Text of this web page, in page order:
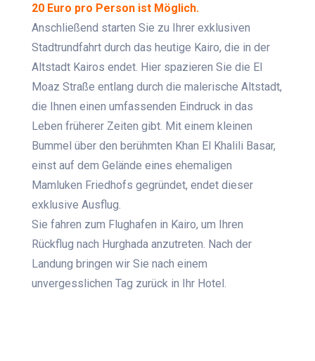
20 Euro pro Person ist Möglich.
Anschließend starten Sie zu Ihrer exklusiven
Stadtrundfahrt durch das heutige Kairo, die in der
Altstadt Kairos endet. Hier spazieren Sie die El
Moaz Straße entlang durch die malerische Altstadt,
die Ihnen einen umfassenden Eindruck in das
Leben früherer Zeiten gibt. Mit einem kleinen
Bummel über den berühmten Khan El Khalili Basar,
einst auf dem Gelände eines ehemaligen
Mamluken Friedhofs gegründet, endet dieser
exklusive Ausflug.
Sie fahren zum Flughafen in Kairo, um Ihren
Rückflug nach Hurghada anzutreten. Nach der
Landung bringen wir Sie nach einem
unvergesslichen Tag zurück in Ihr Hotel.